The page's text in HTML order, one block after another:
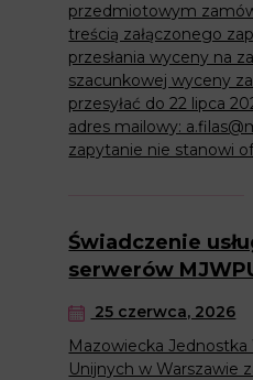
przedmiotowym
treścią załączonego
przesłania wyceny na
szacunkowej wyceny
przesyłać do 22 lipca
adres mailowy:
zapytanie nie stanowi
Świadczenie
serwerów
25 czerwca, 2026
Mazowiecka
Unijnych w Warszawie